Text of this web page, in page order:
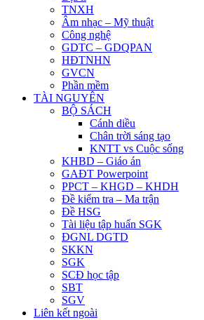
TNXH
Âm nhạc – Mỹ thuật
Công nghệ
GDTC – GDQPAN
HĐTNHN
GVCN
Phần mềm
TÀI NGUYÊN
BỘ SÁCH
Cánh diều
Chân trời sáng tạo
KNTT vs Cuộc sống
KHBD – Giáo án
GAĐT Powerpoint
PPCT – KHGD – KHDH
Đề kiểm tra – Ma trận
Đề HSG
Tài liệu tập huấn SGK
ĐGNL DGTD
SKKN
SGK
SCĐ học tập
SBT
SGV
Liên kết ngoài